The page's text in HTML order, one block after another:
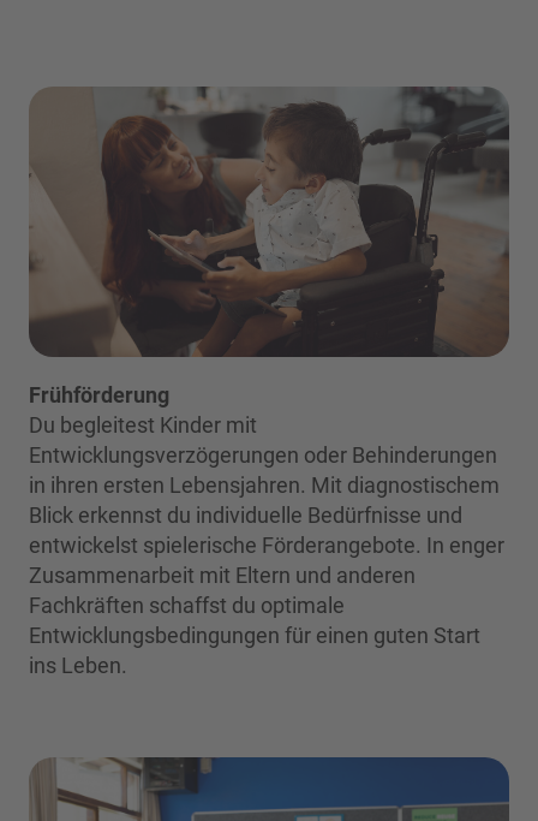
Frühförderung
Du begleitest Kinder mit
Entwicklungsverzögerungen oder Behinderungen
in ihren ersten Lebensjahren. Mit diagnostischem
Blick erkennst du individuelle Bedürfnisse und
entwickelst spielerische Förderangebote. In enger
Zusammenarbeit mit Eltern und anderen
Fachkräften schaffst du optimale
Entwicklungsbedingungen für einen guten Start
ins Leben.